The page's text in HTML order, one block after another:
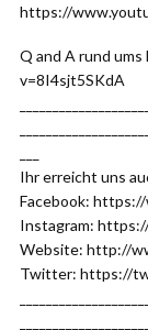
https://
Q and A rund
v=8I4sjt5SKdA
Ihr erreicht uns
Facebook:
Instagram:
Website: http://
Twitter: https://